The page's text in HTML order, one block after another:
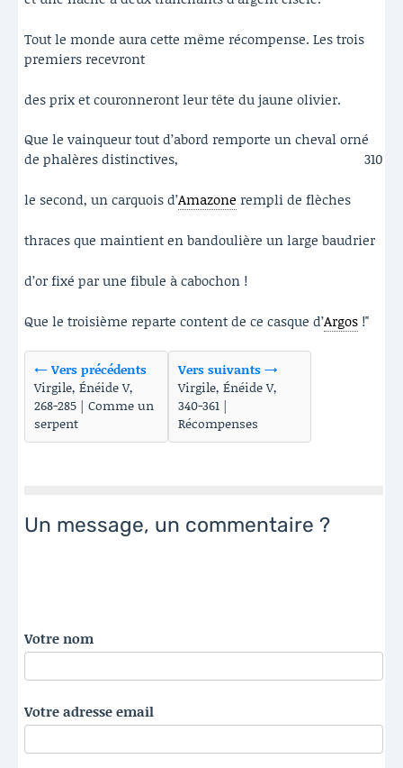
Tout le monde aura cette même récompense. Les trois
premiers recevront
des prix et couronneront leur tête du jaune olivier.
Que le vainqueur tout d’abord remporte un cheval orné
de phalères distinctives,
310
le second, un carquois d’Amazone rempli de flèches
thraces que maintient en bandoulière un large baudrier
d’or fixé par une fibule à cabochon !
Que le troisième reparte content de ce casque d’Argos !"
← Vers précédents
Virgile, Énéide V,
268-285 | Comme un
serpent
Vers suivants →
Virgile, Énéide V,
340-361 |
Récompenses
Un message, un commentaire ?
Votre nom
Votre adresse email